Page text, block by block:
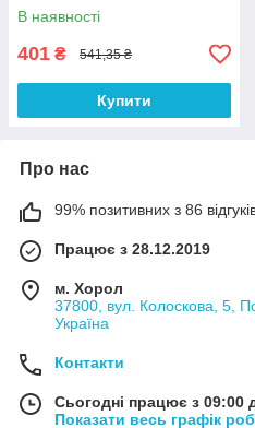
В наявності
401 ₴ 541,35 ₴
Купити
Про нас
99% позитивних з 86
Працює з 28.12.2019
м. Хорол
37800, вул. Колоскова, 5,
Україна
Контакти
Сьогодні працює з 09:00
Показати весь графік